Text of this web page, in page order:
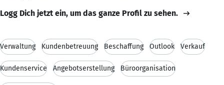
Logg Dich jetzt ein, um das ganze Profil zu sehen.
Verwaltung Kundenbetreuung Beschaffung Outlook Verkauf
Kundenservice Angebotserstellung Büroorganisation